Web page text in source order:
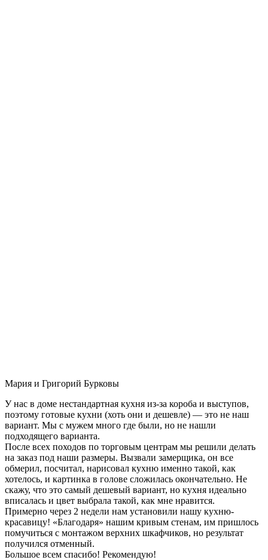
Мария и Григорий Бурковы
У нас в доме нестандартная кухня из-за короба и выступов,
поэтому готовые кухни (хоть они и дешевле) — это не наш
вариант. Мы с мужем много где были, но не нашли
подходящего варианта.
После всех походов по торговым центрам мы решили делать
на заказ под наши размеры. Вызвали замерщика, он все
обмерил, посчитал, нарисовал кухню именно такой, как
хотелось, и картинка в голове сложилась окончательно. Не
скажу, что это самый дешевый вариант, но кухня идеально
вписалась и цвет выбрала такой, как мне нравится.
Примерно через 2 недели нам установили нашу кухню-
красавицу! «Благодаря» нашим кривым стенам, им пришлось
помучиться с монтажом верхних шкафчиков, но результат
получился отменный.
Большое всем спасибо! Рекомендую!